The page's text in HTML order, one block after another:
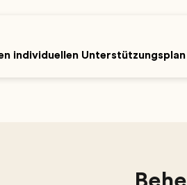
individuellen